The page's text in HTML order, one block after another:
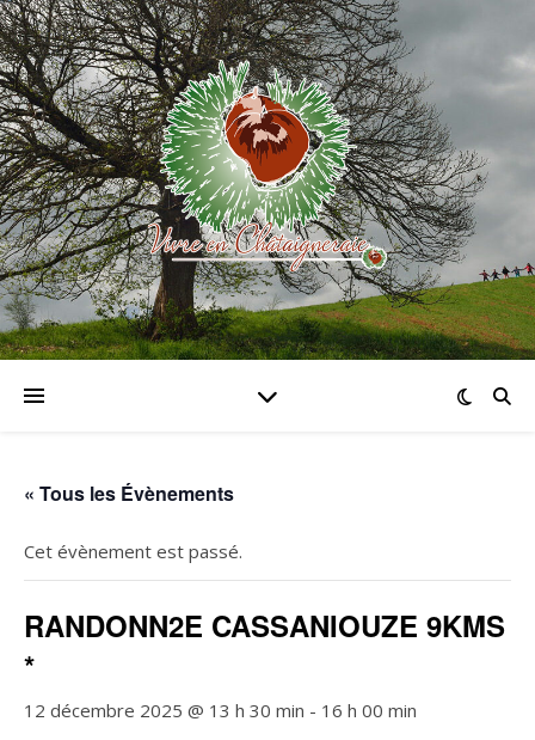
« Tous les Évènements
Cet évènement est passé.
RANDONN2E CASSANIOUZE 9KMS
*
12 décembre 2025 @ 13 h 30 min - 16 h 00 min